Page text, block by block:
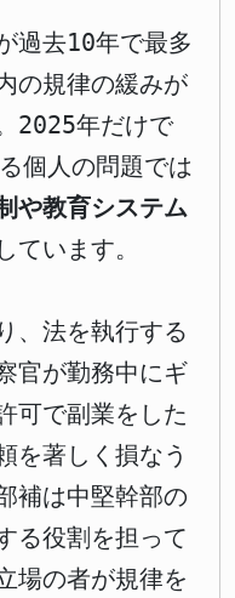
過去10年で最多
の規律の緩みが
2025年だけで
個人の問題では
や教育システム
ています。
、法を執行する
官が勤務中にギ
可で副業をした
を著しく損なう
補は中堅幹部の
る役割を担って
場の者が規律を